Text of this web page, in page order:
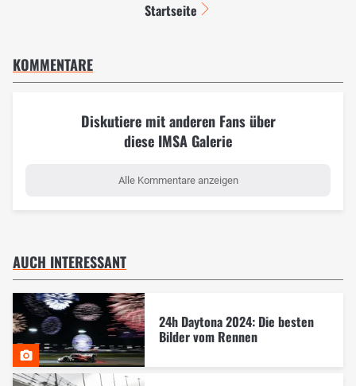
Startseite
KOMMENTARE
Diskutiere mit anderen Fans über
diese IMSA Galerie
Alle Kommentare anzeigen
AUCH INTERESSANT
24h Daytona 2024: Die besten
Bilder vom Rennen